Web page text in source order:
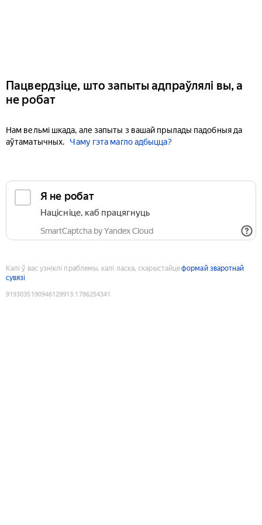
Пацвердзіце, што запыты адпраўлялі вы, а
не робат
Нам вельмі шкада, але запыты з вашай прылады падобныя да
аўтаматычных.
Чаму гэта магло адбыцца?
Я не робат
Націсніце, каб працягнуць
SmartCaptcha by Yandex Cloud
Калі ў вас узніклі праблемы, калі ласка, скарыстайцеформай зваротнай
сувязі
9193035190946129913:1786254341